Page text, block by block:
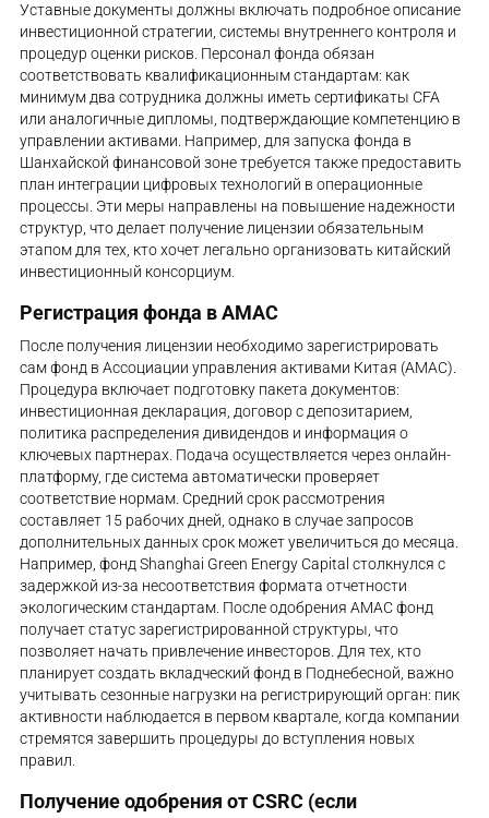
Уставные документы должны включать подробное описание
инвестиционной стратегии, системы внутреннего контроля и
процедур оценки рисков. Персонал фонда обязан
соответствовать квалификационным стандартам: как
минимум два сотрудника должны иметь сертификаты CFA
или аналогичные дипломы, подтверждающие компетенцию в
управлении активами. Например, для запуска фонда в
Шанхайской финансовой зоне требуется также предоставить
план интеграции цифровых технологий в операционные
процессы. Эти меры направлены на повышение надежности
структур, что делает получение лицензии обязательным
этапом для тех, кто хочет легально организовать китайский
инвестиционный консорциум.
Регистрация фонда в AMAC
После получения лицензии необходимо зарегистрировать
сам фонд в Ассоциации управления активами Китая (AMAC).
Процедура включает подготовку пакета документов:
инвестиционная декларация, договор с депозитарием,
политика распределения дивидендов и информация о
ключевых партнерах. Подача осуществляется через онлайн-
платформу, где система автоматически проверяет
соответствие нормам. Средний срок рассмотрения
составляет 15 рабочих дней, однако в случае запросов
дополнительных данных срок может увеличиться до месяца.
Например, фонд Shanghai Green Energy Capital столкнулся с
задержкой из-за несоответствия формата отчетности
экологическим стандартам. После одобрения AMAC фонд
получает статус зарегистрированной структуры, что
позволяет начать привлечение инвесторов. Для тех, кто
планирует создать вкладческий фонд в Поднебесной, важно
учитывать сезонные нагрузки на регистрирующий орган: пик
активности наблюдается в первом квартале, когда компании
стремятся завершить процедуры до вступления новых
правил.
Получение одобрения от CSRC (если